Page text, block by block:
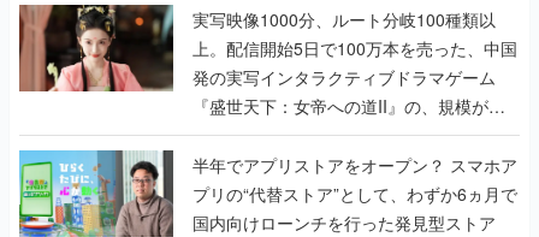
んだレジェンド2人に訊く開発秘話
実写映像1000分、ルート分岐100種類以
上。配信開始5日で100万本を売った、中国
発の実写インタラクティブドラマゲーム
『盛世天下：女帝への道II』の、規模が違
うこだわりをプロデューサーに聞いた
半年でアプリストアをオープン？ スマホア
プリの“代替ストア”として、わずか6ヵ月で
国内向けローンチを行った発見型ストア